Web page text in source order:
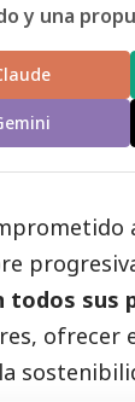
y una
todos sus
ofrecer